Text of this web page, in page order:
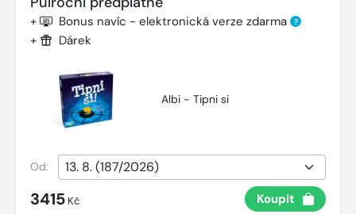
+ Bonus navíc - elektronická verze zdarma ?
+ Dárek
Albi - Tipni si
Od:
3415 Kč Koupit